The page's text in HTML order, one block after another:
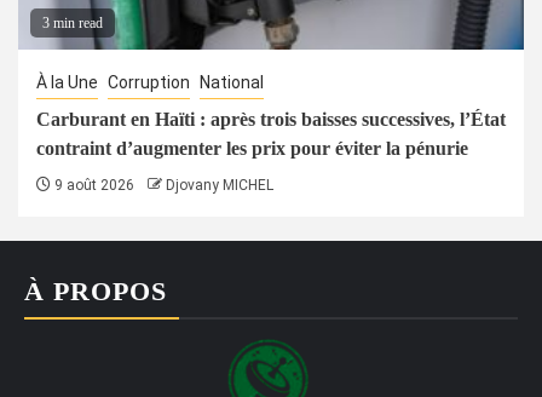
3 min read
À la Une Corruption National
Carburant en Haïti : après trois baisses successives, l’État
contraint d’augmenter les prix pour éviter la pénurie
9 août 2026 Djovany MICHEL
À PROPOS